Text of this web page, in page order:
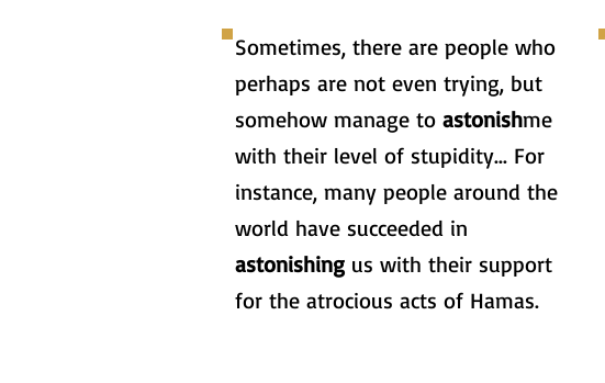
Sometimes, there are people who
perhaps are not even trying, but
somehow manage to astonishme
with their level of stupidity... For
instance, many people around the
world have succeeded in
astonishing us with their support
for the atrocious acts of Hamas.